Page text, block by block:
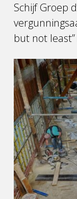
Schijf Groep
but not